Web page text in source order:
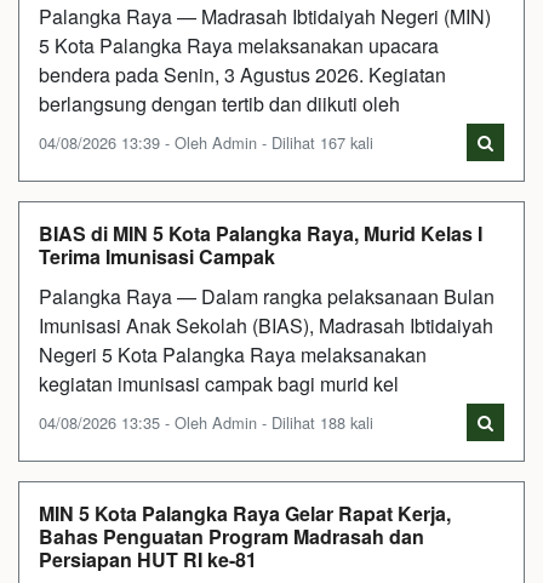
Palangka Raya — Madrasah Ibtidaiyah Negeri (MIN)
5 Kota Palangka Raya melaksanakan upacara
bendera pada Senin, 3 Agustus 2026. Kegiatan
berlangsung dengan tertib dan diikuti oleh
04/08/2026 13:39 - Oleh Admin - Dilihat 167 kali
BIAS di MIN 5 Kota Palangka Raya, Murid Kelas I
Terima Imunisasi Campak
Palangka Raya — Dalam rangka pelaksanaan Bulan
Imunisasi Anak Sekolah (BIAS), Madrasah Ibtidaiyah
Negeri 5 Kota Palangka Raya melaksanakan
kegiatan imunisasi campak bagi murid kel
04/08/2026 13:35 - Oleh Admin - Dilihat 188 kali
MIN 5 Kota Palangka Raya Gelar Rapat Kerja,
Bahas Penguatan Program Madrasah dan
Persiapan HUT RI ke-81